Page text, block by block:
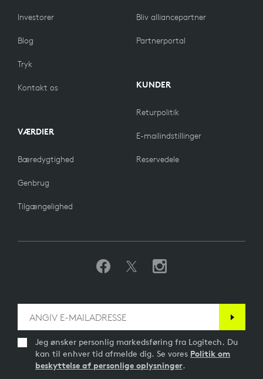
Investorer
Blog
Tryk
Kontakt os
VÆRDIER
Bæredygtighed
Genbrug
Tilgængelighed
Bliv alliancepartner
Partnerportal
KUNDER
Returpolitik
E-mailindstillinger
Reservedele
Jeg ønsker personlig markedsføring fra Logitech. Du
kan til enhver tid afmelde dig. Se vores Politik om
beskyttelse af personlige oplysninger.